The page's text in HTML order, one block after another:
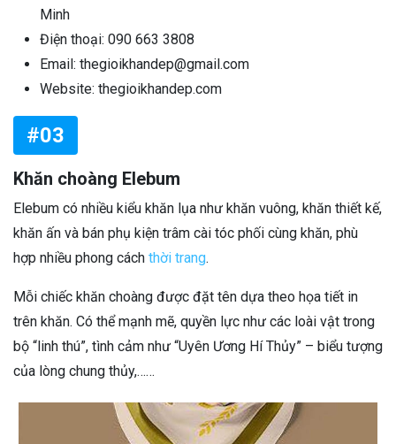
Minh
Điện thoại: 090 663 3808
Email: thegioikhandep@gmail.com
Website: thegioikhandep.com
#03
Khăn choàng Elebum
Elebum có nhiều kiểu khăn lụa như khăn vuông, khăn thiết kế,
khăn ấn và bán phụ kiện trâm cài tóc phối cùng khăn, phù
hợp nhiều phong cách thời trang.
Mỗi chiếc khăn choàng được đặt tên dựa theo họa tiết in
trên khăn. Có thể mạnh mẽ, quyền lực như các loài vật trong
bộ “linh thú”, tình cảm như “Uyên Ương Hí Thủy” – biểu tượng
của lòng chung thủy,……